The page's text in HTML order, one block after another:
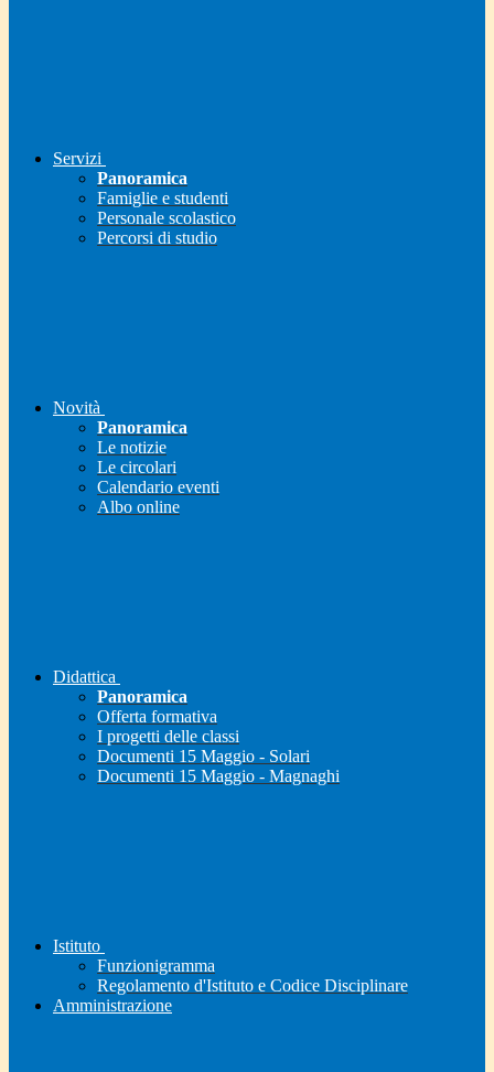
Servizi
Panoramica
Famiglie e studenti
Personale scolastico
Percorsi di studio
Novità
Panoramica
Le notizie
Le circolari
Calendario eventi
Albo online
Didattica
Panoramica
Offerta formativa
I progetti delle classi
Documenti 15 Maggio - Solari
Documenti 15 Maggio - Magnaghi
Istituto
Funzionigramma
Regolamento d'Istituto e Codice Disciplinare
Amministrazione